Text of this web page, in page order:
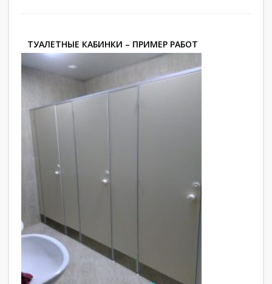
ТУАЛЕТНЫЕ КАБИНКИ – ПРИМЕР РАБОТ